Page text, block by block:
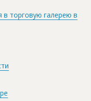
в торговую галерею в